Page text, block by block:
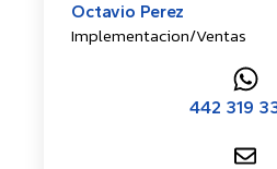
Octavio Perez
Implementacion/Ventas
442 319